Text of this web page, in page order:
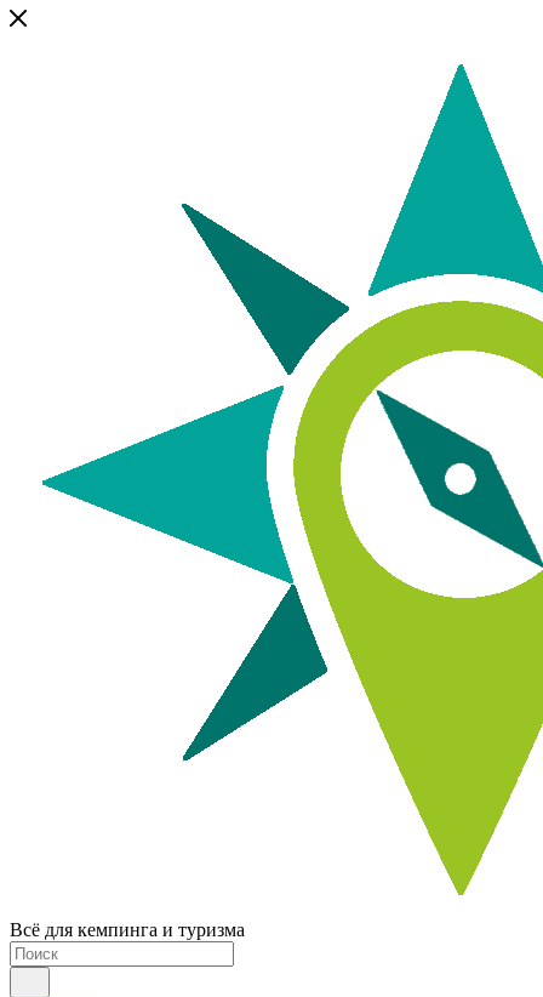
Всё для кемпинга и туризма